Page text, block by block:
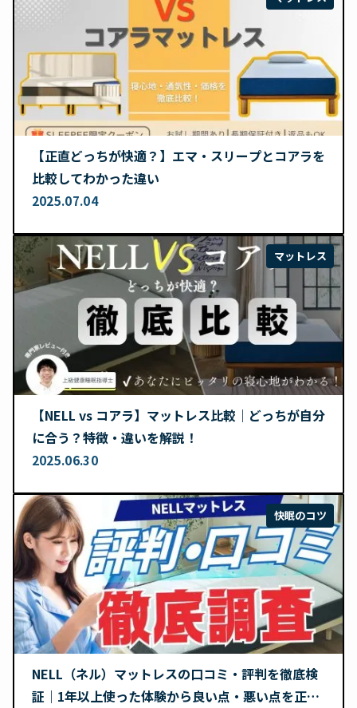
【正直どっちが快適？】エマ・スリープとコアラを
比較してわかった違い
2025.07.04
マットレス
【NELL vs コアラ】マットレス比較｜どっちが自分
に合う？特徴・違いを解説！
2025.06.30
快眠のコツ
NELL（ネル）マットレスの口コミ・評判を徹底検
証｜1年以上使った体験から良い点・悪い点を正直